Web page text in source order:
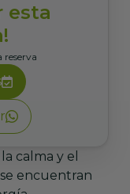
esta
reserva
calma y el
encuentran